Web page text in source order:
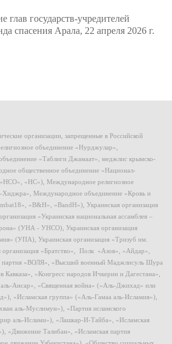
глав государств-учредителей
спасения Арала, 22 апреля 2026 г.
организации, запрещенные в Российской
объединение «Нурджулар»,
«Таблиги Джамаат», меджлис крымско-
общественное объединение «Национал-
«НС»), Международное религиозное
Хиджра», Международное объединение «Кровь и
«B&H», «BandH»), Украинская организация
«Украинская национальная ассамблея –
(УНА - УНСО), Украинская организация
(УПА), Украинская организация «Тризуб им.
организация «Братство», Полк «Азов», «Айдар»,
партия «ВОЛЯ», «Высший военный Маджлисуль Шура
«Конгресс народов Ичкерии и Дагестана»,
Ансар», «Священная война» («Аль-Джихад» или
«Исламская группа» («Аль-Гамаа аль-Исламия»),
аль-Муслимун»), «Партия исламского
аль-Ислами»), «Лашкар-И-Тайба», «Исламская
«Движение Талибан», «Исламская партия